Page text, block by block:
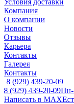
Условия доставки
Компания
О компании
Новости
Отзывы
Карьера
Контакты
Галерея
Контакты
8 (929) 439-20-09
8 (929) 439-20-09Пн-
Написать в MAX